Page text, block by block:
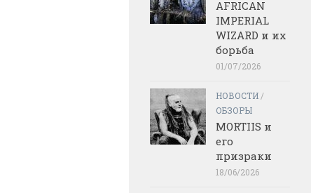
AFRICAN
IMPERIAL
WIZARD и их
борьба
01/07/2026
НОВОСТИ /
ОБЗОРЫ
MORTIIS и
его
призраки
18/06/2026